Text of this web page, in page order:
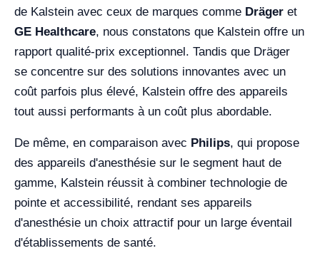
de Kalstein avec ceux de marques comme Dräger et
GE Healthcare, nous constatons que Kalstein offre un
rapport qualité-prix exceptionnel. Tandis que Dräger
se concentre sur des solutions innovantes avec un
coût parfois plus élevé, Kalstein offre des appareils
tout aussi performants à un coût plus abordable.
De même, en comparaison avec Philips, qui propose
des appareils d'anesthésie sur le segment haut de
gamme, Kalstein réussit à combiner technologie de
pointe et accessibilité, rendant ses appareils
d'anesthésie un choix attractif pour un large éventail
d'établissements de santé.